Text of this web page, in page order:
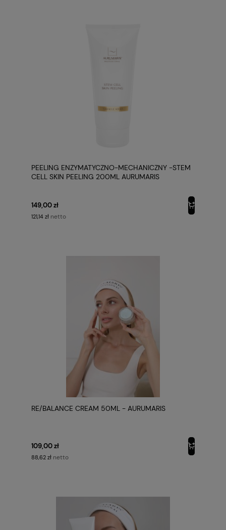
PEELING ENZYMATYCZNO-MECHANICZNY -STEM
CELL SKIN PEELING 200ML AURUMARIS
149,00 zł
121,14 zł netto
RE/BALANCE CREAM 50ML - AURUMARIS
109,00 zł
88,62 zł netto